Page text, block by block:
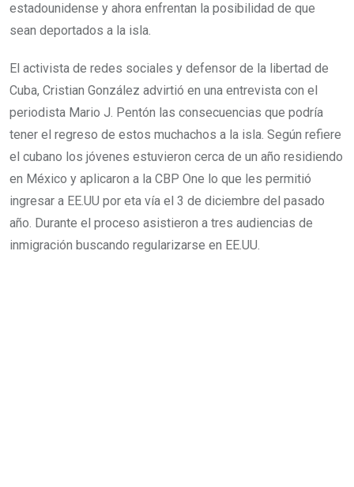
estadounidense y ahora enfrentan la posibilidad de que
sean deportados a la isla.
El activista de redes sociales y defensor de la libertad de
Cuba, Cristian González advirtió en una entrevista con el
periodista Mario J. Pentón las consecuencias que podría
tener el regreso de estos muchachos a la isla. Según refiere
el cubano los jóvenes estuvieron cerca de un año residiendo
en México y aplicaron a la CBP One lo que les permitió
ingresar a EE.UU por eta vía el 3 de diciembre del pasado
año. Durante el proceso asistieron a tres audiencias de
inmigración buscando regularizarse en EE.UU.